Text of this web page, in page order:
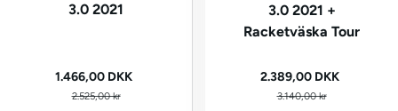
3.0 2021
Kampanjepris
1.466,00 DKK
Vanlig pris
2.525,00 kr
3.0 2021 +
Racketväska Tour
Kampanjepris
2.389,00 DKK
Vanlig pris
3.140,00 kr